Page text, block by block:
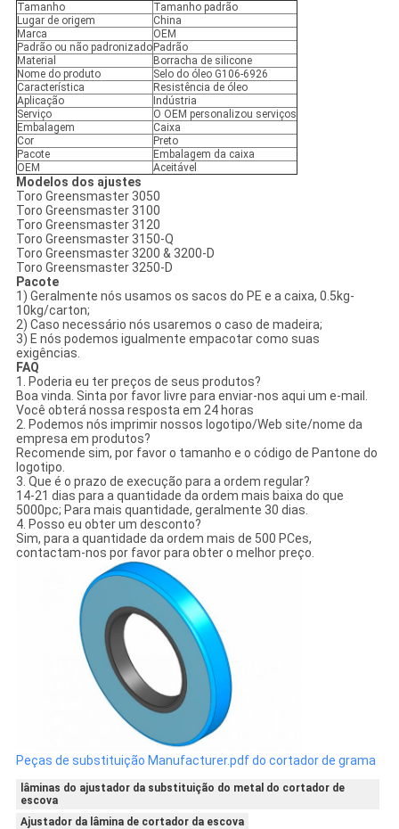
Tamanho
Tamanho padrão
Lugar de origem
China
Marca
OEM
Padrão ou não padronizado Padrão
Material
Borracha de silicone
Nome do produto
Selo do óleo G106-6926
Característica
Resistência de óleo
Aplicação
Indústria
Serviço
O OEM personalizou serviços
Embalagem
Caixa
Cor
Preto
Pacote
Embalagem da caixa
OEM
Aceitável
Modelos dos ajustes
Toro Greensmaster 3050
Toro Greensmaster 3100
Toro Greensmaster 3120
Toro Greensmaster 3150-Q
Toro Greensmaster 3200 & 3200-D
Toro Greensmaster 3250-D
Pacote
1) Geralmente nós usamos os sacos do PE e a caixa, 0.5kg-
10kg/carton;
2) Caso necessário nós usaremos o caso de madeira;
3) E nós podemos igualmente empacotar como suas
exigências.
FAQ
1. Poderia eu ter preços de seus produtos?
Boa vinda. Sinta por favor livre para enviar-nos aqui um e-mail.
Você obterá nossa resposta em 24 horas
2. Podemos nós imprimir nossos logotipo/Web site/nome da
empresa em produtos?
Recomende sim, por favor o tamanho e o código de Pantone do
logotipo.
3. Que é o prazo de execução para a ordem regular?
14-21 dias para a quantidade da ordem mais baixa do que
5000pc; Para mais quantidade, geralmente 30 dias.
4. Posso eu obter um desconto?
Sim, para a quantidade da ordem mais de 500 PCes,
contactam-nos por favor para obter o melhor preço.
Peças de substituição Manufacturer.pdf do cortador de grama
lâminas do ajustador da substituição do metal do cortador de
escova
Ajustador da lâmina de cortador da escova